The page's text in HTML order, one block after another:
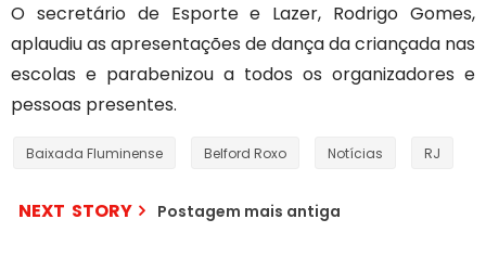
O secretário de Esporte e Lazer, Rodrigo Gomes,
aplaudiu as apresentações de dança da criançada nas
escolas e parabenizou a todos os organizadores e
pessoas presentes.
Baixada Fluminense Belford Roxo Notícias RJ
NEXT STORY Postagem mais antiga